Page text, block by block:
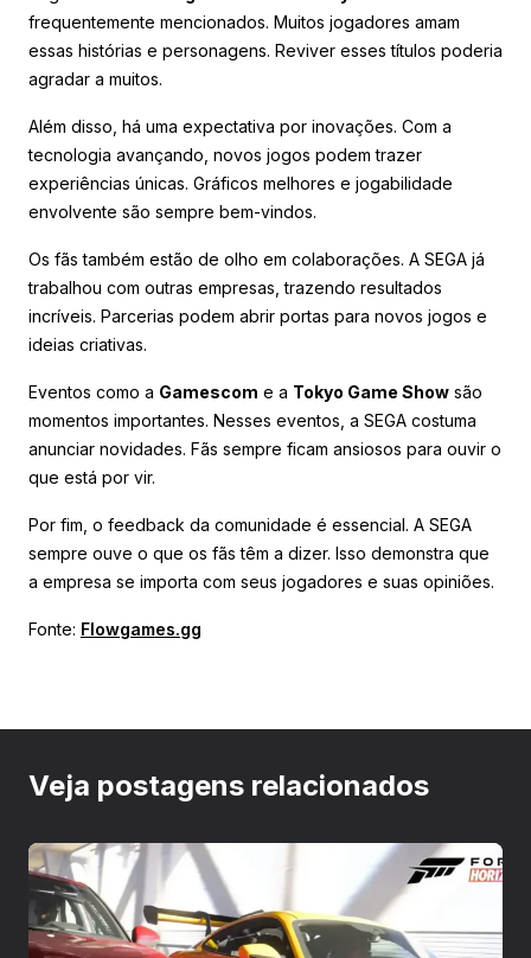
frequentemente mencionados. Muitos jogadores amam
essas histórias e personagens. Reviver esses títulos poderia
agradar a muitos.
Além disso, há uma expectativa por inovações. Com a
tecnologia avançando, novos jogos podem trazer
experiências únicas. Gráficos melhores e jogabilidade
envolvente são sempre bem-vindos.
Os fãs também estão de olho em colaborações. A SEGA já
trabalhou com outras empresas, trazendo resultados
incríveis. Parcerias podem abrir portas para novos jogos e
ideias criativas.
Eventos como a Gamescom e a Tokyo Game Show são
momentos importantes. Nesses eventos, a SEGA costuma
anunciar novidades. Fãs sempre ficam ansiosos para ouvir o
que está por vir.
Por fim, o feedback da comunidade é essencial. A SEGA
sempre ouve o que os fãs têm a dizer. Isso demonstra que
a empresa se importa com seus jogadores e suas opiniões.
Fonte: Flowgames.gg
Veja postagens relacionados